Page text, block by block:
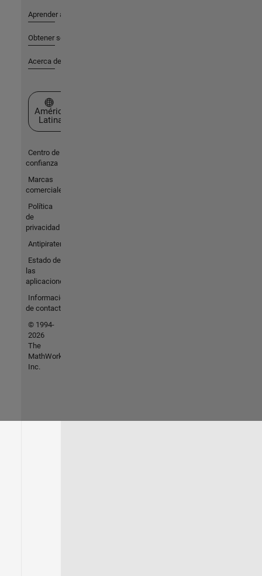
Aprender a utilizar
Obtener soporte
Acerca de MathWorks
Seleccione un país/idioma
América
Latina
Centro de
confianza
Marcas
comerciales
Política
de
privacidad
Antipiratería
Estado de
las
aplicaciones
Información
de contacto
© 1994-
2026
The
MathWorks,
Inc.